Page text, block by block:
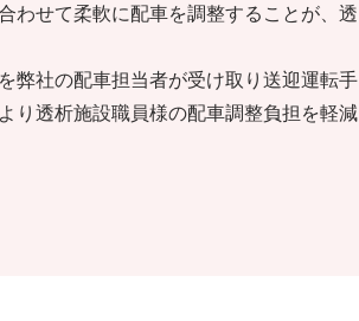
わせて柔軟に配車を調整することが、透
弊社の配車担当者が受け取り送迎運転手
り透析施設職員様の配車調整負担を軽減